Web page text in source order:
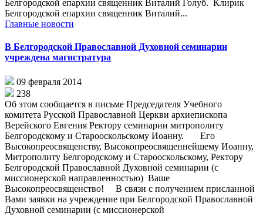
Белгородской епархии священник Виталий Голуб. Клирик
Белгородской епархии священник Виталий...
Главные новости
В Белгородской Православной Духовной семинарии
учреждена магистратура
09 февраля 2014
238
Об этом сообщается в письме Председателя Учебного
комитета Русской Православной Церкви архиепископа
Верейского Евгения Ректору семинарии митрополиту
Белгородскому и Старооскольскому Иоанну. Его
Высокопреосвященству, Высокопреосвященнейшему Иоанну,
Митрополиту Белгородскому и Старооскольскому, Ректору
Белгородской Православной Духовной семинарии (с
миссионерской направленностью) Ваше
Высокопреосвященство! В связи с получением присланной
Вами заявки на учреждение при Белгородской Православной
Духовной семинарии (с миссионерской